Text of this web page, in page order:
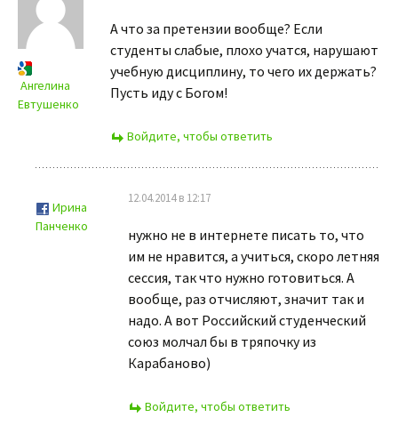
Ангелина
Евтушенко
А что за претензии вообще? Если
студенты слабые, плохо учатся, нарушают
учебную дисциплину, то чего их держать?
Пусть иду с Богом!
Войдите, чтобы ответить
Ирина
Панченко
12.04.2014 в 12:17
нужно не в интернете писать то, что
им не нравится, а учиться, скоро летняя
сессия, так что нужно готовиться. А
вообще, раз отчисляют, значит так и
надо. А вот Российский студенческий
союз молчал бы в тряпочку из
Карабаново)
Войдите, чтобы ответить